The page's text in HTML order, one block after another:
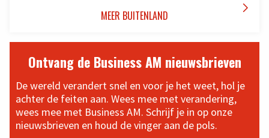
MEER BUITENLAND 
Ontvang de Business AM nieuwsbrieven
De wereld verandert snel en voor je het weet, hol je
achter de feiten aan. Wees mee met verandering,
wees mee met Business AM. Schrijf je in op onze
nieuwsbrieven en houd de vinger aan de pols.